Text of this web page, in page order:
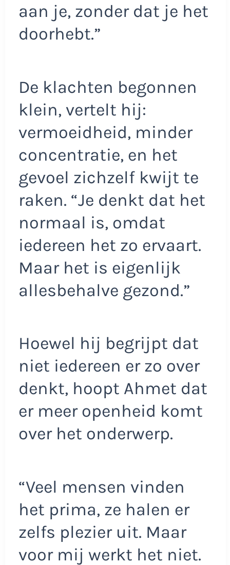
aan je, zonder dat je het
doorhebt.”
De klachten begonnen
klein, vertelt hij:
vermoeidheid, minder
concentratie, en het
gevoel zichzelf kwijt te
raken. “Je denkt dat het
normaal is, omdat
iedereen het zo ervaart.
Maar het is eigenlijk
allesbehalve gezond.”
Hoewel hij begrijpt dat
niet iedereen er zo over
denkt, hoopt Ahmet dat
er meer openheid komt
over het onderwerp.
“Veel mensen vinden
het prima, ze halen er
zelfs plezier uit. Maar
voor mij werkt het niet.